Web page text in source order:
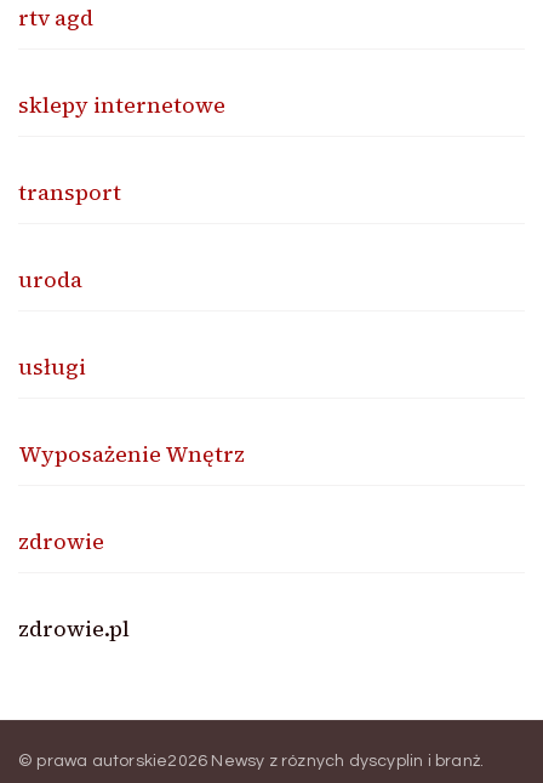
rtv agd
sklepy internetowe
transport
uroda
usługi
Wyposażenie Wnętrz
zdrowie
zdrowie.pl
© prawa autorskie2026 Newsy z róznych dyscyplin i branż